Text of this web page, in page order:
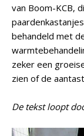
van Boom-KCB,
behandeld met
zeker een
zien of de
De tekst loopt